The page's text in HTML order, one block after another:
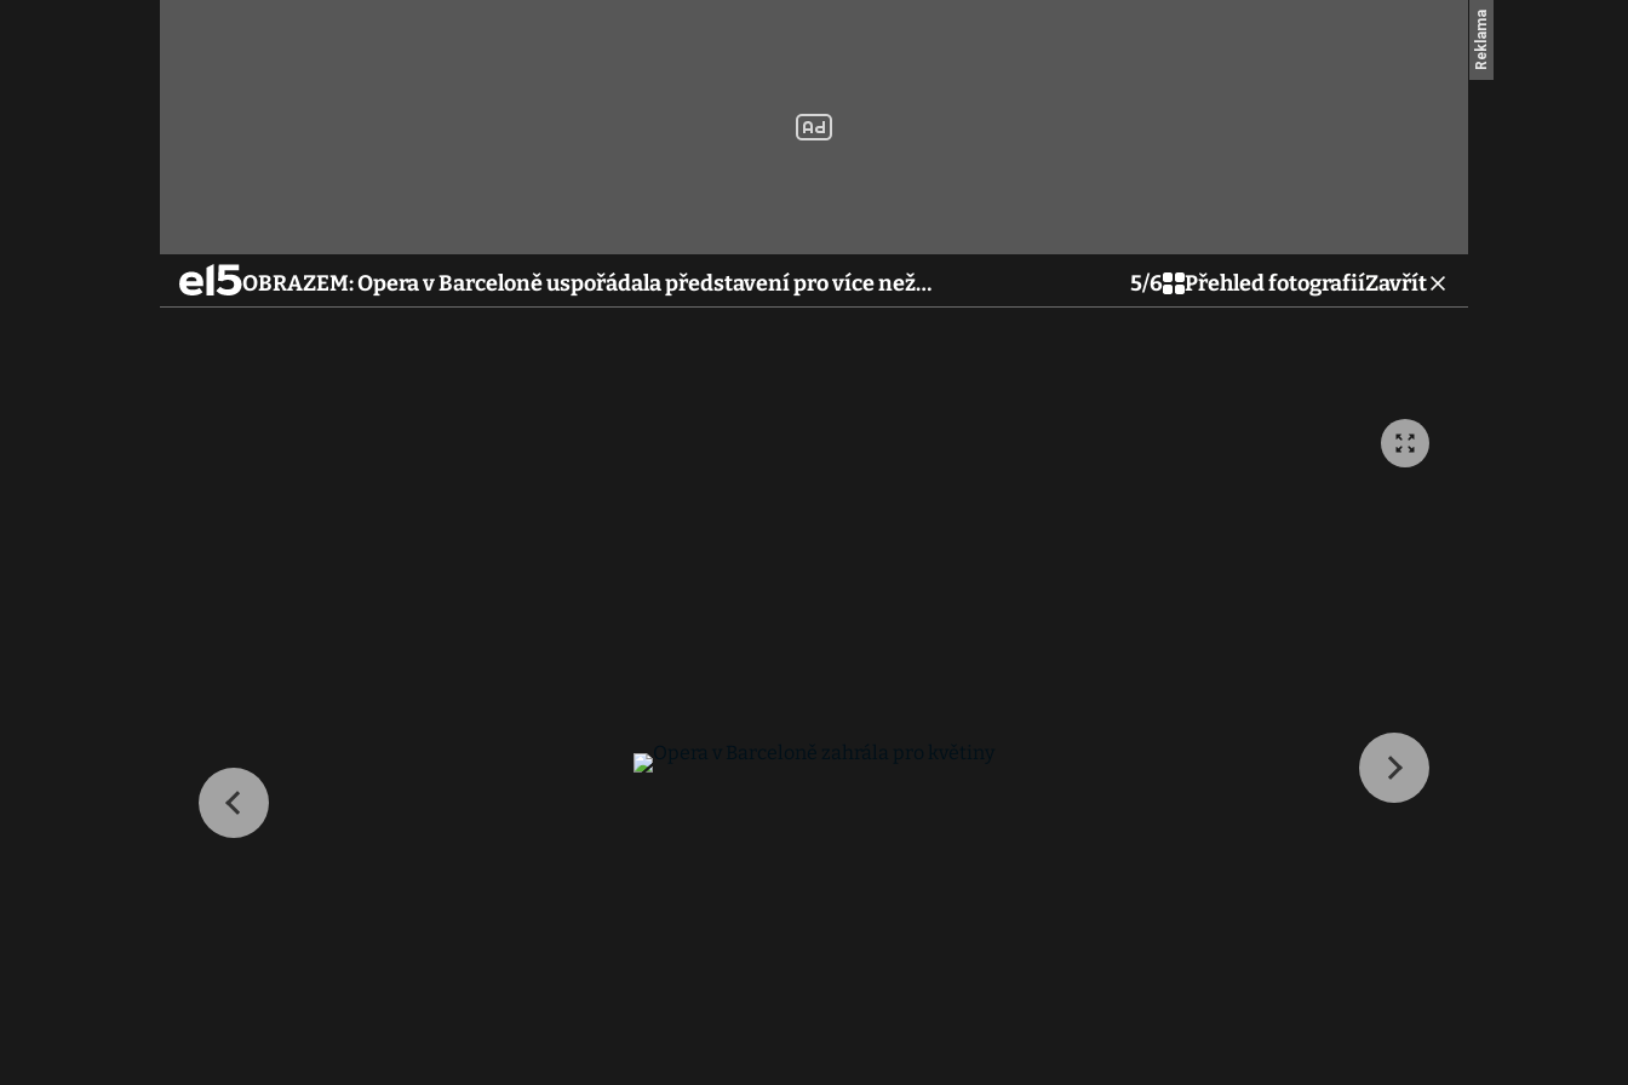
OBRAZEM: Opera v Barceloně uspořádala představení pro více než… 5/6 Přehled fotografiíZavřít